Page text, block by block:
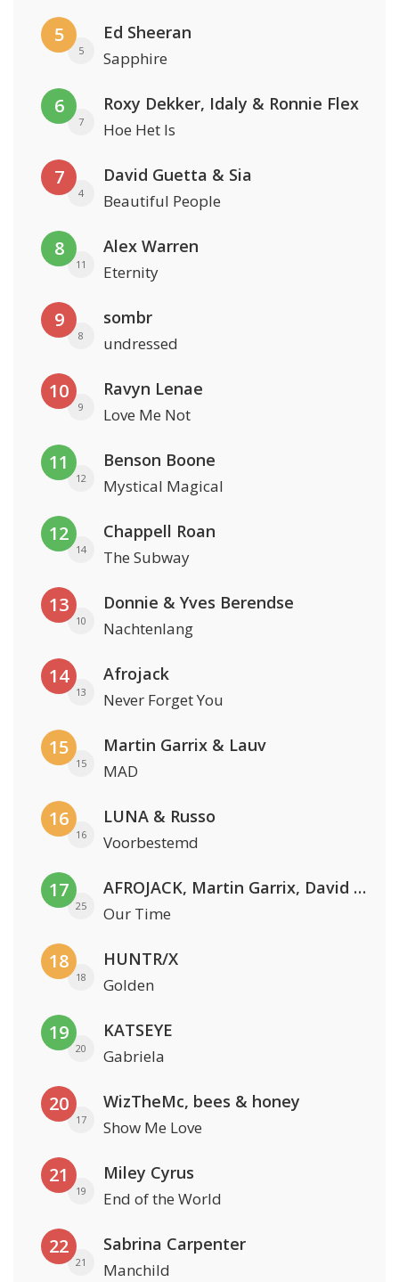
5
5
Ed Sheeran
Sapphire
6
7
Roxy Dekker, Idaly & Ronnie Flex
Hoe Het Is
7
4
David Guetta & Sia
Beautiful People
8
11
Alex Warren
Eternity
9
8
sombr
undressed
10
9
Ravyn Lenae
Love Me Not
11
12
Benson Boone
Mystical Magical
12
14
Chappell Roan
The Subway
13
10
Donnie & Yves Berendse
Nachtenlang
14
13
Afrojack
Never Forget You
15
15
Martin Garrix & Lauv
MAD
16
16
LUNA & Russo
Voorbestemd
17
25
AFROJACK, Martin Garrix, David Guetta & Amél
Our Time
18
18
HUNTR/X
Golden
19
20
KATSEYE
Gabriela
20
17
WizTheMc, bees & honey
Show Me Love
21
19
Miley Cyrus
End of the World
22
21
Sabrina Carpenter
Manchild